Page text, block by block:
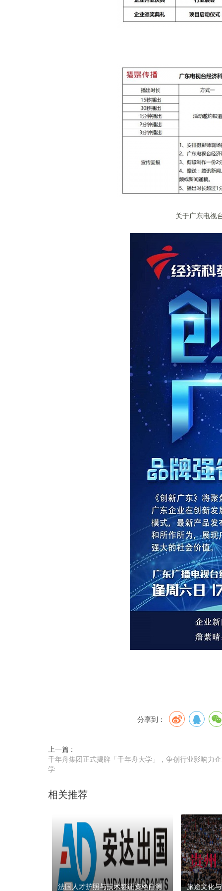
关于广东电视
分享到：
上一篇 :
千年舟集团正式揭牌「千年舟大学」，争创行业影响力
学
相关推荐
法国人才护照与技术签证资格自测 旅途文化